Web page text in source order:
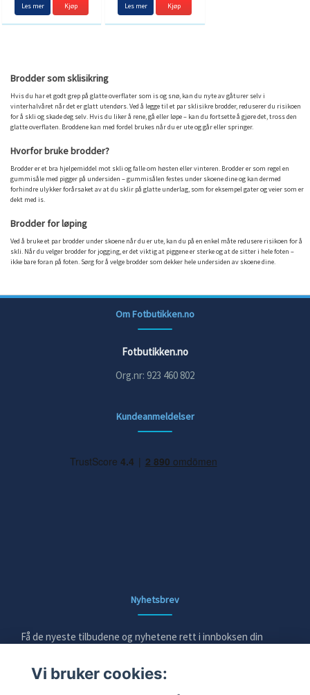
Les mer Kjøp Les mer Kjøp
Brodder som sklisikring
Hvis du har et godt grep på glatte overflater som is og snø, kan du nyte av gåturer selv i
vinterhalvåret når det er glatt utendørs. Ved å legge til et par sklisikre brodder, reduserer du risikoen
for å skli og skade deg selv. Hvis du liker å rene, gå eller løpe – kan du fortsette å gjøre det, tross den
glatte overflaten. Broddene kan med fordel brukes når du er ute og går eller springer.
Hvorfor bruke brodder?
Brodder er et bra hjelpemiddel mot skli og falle om høsten eller vinteren. Brodder er som regel en
gummisåle med pigger på undersiden – gummisålen festes under skoene dine og kan dermed
forhindre ulykker forårsaket av at du sklir på glatte underlag, som for eksempel gater og veier som er
dekt med is.
Brodder for løping
Ved å bruke et par brodder under skoene når du er ute, kan du på en enkel måte redusere risikoen for å
skli. Når du velger brodder for jogging, er det viktig at piggene er sterke og at de sitter i hele foten –
ikke bare foran på foten. Sørg for å velge brodder som dekker hele undersiden av skoene dine.
Om Fotbutikken.no
Fotbutikken.no
Org.nr: 923 460 802
Kundeanmeldelser
Nyhetsbrev
Få de nyeste tilbudene og nyhetene rett i innboksen din
E-post
Vi bruker cookies: